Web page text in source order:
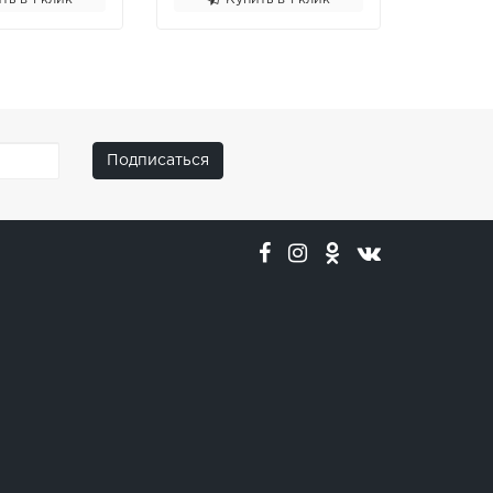
Подписаться